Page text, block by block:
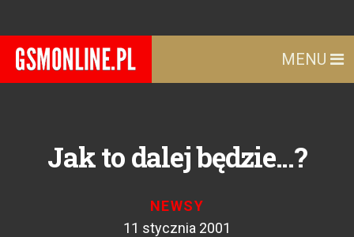
MENU
Jak to dalej będzie...?
NEWSY
11 stycznia 2001